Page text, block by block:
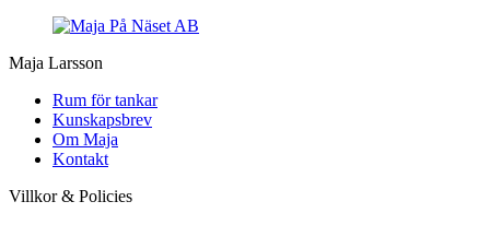
Maja Larsson
Rum för tankar
Kunskapsbrev
Om Maja
Kontakt
Villkor & Policies